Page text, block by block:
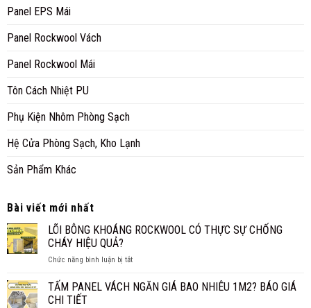
Panel EPS Mái
Panel Rockwool Vách
Panel Rockwool Mái
Tôn Cách Nhiệt PU
Phụ Kiện Nhôm Phòng Sạch
Hệ Cửa Phòng Sạch, Kho Lạnh
Sản Phẩm Khác
Bài viết mới nhất
LÕI BÔNG KHOÁNG ROCKWOOL CÓ THỰC SỰ CHỐNG
CHÁY HIỆU QUẢ?
Chức năng bình luận bị tắtở
BÔNG
TẤM PANEL VÁCH NGĂN GIÁ BAO NHIÊU 1M2? BÁO GIÁ
CHI TIẾT